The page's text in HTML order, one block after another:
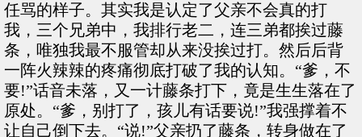
任骂的样子。其实我是认定了父亲不会真的打
我，三个兄弟中，我排行老二，连三弟都挨过藤
条，唯独我最不服管却从来没挨过打。然后后背
一阵火辣辣的疼痛彻底打破了我的认知。“爹，不
要!”话音未落，又一计藤条打下，竟是生生落在了
原处。“爹，别打了，孩儿有话要说!”我强撑着不
让自己倒下去。“说!”父亲扔了藤条，转身做在了